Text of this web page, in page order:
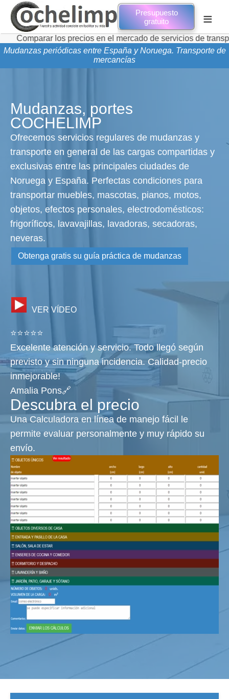
Presupuesto
gratuito
≡
los precios en el mercado de servicios de transporte de
Mudanzas periódicas entre España y Noruega. Transporte de
mercancías
Mudanzas, portes
COCHELIMP
Ofrecemos servicios regulares de mudanzas y
transporte en general de las cargas compartidas y
exclusivas entre las principales ciudades de
Noruega y España. Perfectas condiciones para
transportar muebles, mascotas, pianos, motos,
objetos, efectos personales, electrodomésticos:
frigoríficos, lavavajillas, lavadoras, secadoras,
neveras.
Obtenga gratis su guía práctica de mudanzas
VER VÍDEO
⭐⭐⭐⭐⭐
Excelente atención y servicio. Todo llegó según
previsto y sin ninguna incidencia. Calidad-precio
inmejorable!
Amalia Pons🔗
Descubra el precio
Una Calculadora en línea de manejo fácil le
permite evaluar personalmente y muy rápido su
envío.